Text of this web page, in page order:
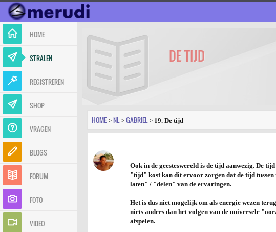
HOME
STRALEN
REGISTREREN
SHOP
VRAGEN
BLOGS
FORUM
FOTO
VIDEO
DE TIJD
HOME > NL > GABRIEL > 19. De tijd
Ook in de geesteswereld is de tijd aanwezig. De
"tijd" kost kan dit ervoor zorgen dat de tijd
laten" / "delen" van de ervaringen.
Het is dus nietmogelijk om als energie wezen
niets anders dan het volgen van de universele
afspelen.